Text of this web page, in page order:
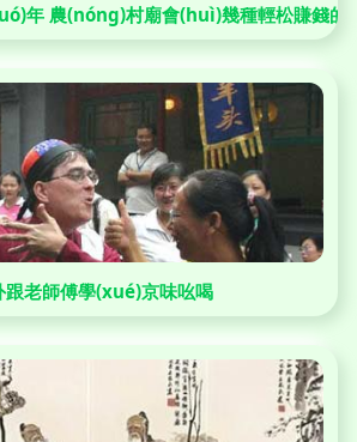
年 農(nóng)村廟會(huì)幾種輕松賺錢的
跟老師傅學(xué)京味吆喝